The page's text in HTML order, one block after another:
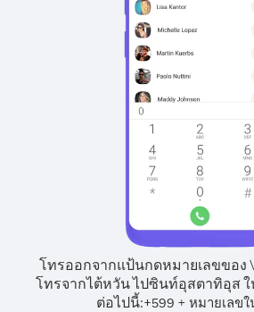
โทรออกจากแป้นกดหมายเลขของ
โทรจากไต้หวัน ไปซินท์อุสตาทิอุส ใ
ต่อไปนี้:+599 + หมายเลขใ